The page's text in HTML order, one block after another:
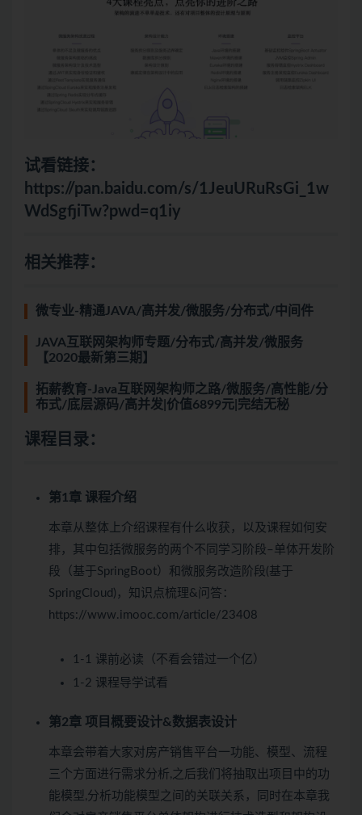
试看链接：
https://pan.baidu.com/s/1JeuURuRsGi_1w
WdSgfjiTw?pwd=q1iy
相关推荐：
微专业-精通JAVA/高并发/微服务/分布式/中间件
JAVA互联网架构师专题/分布式/高并发/微服务
【2020最新第三期】
拓薪教育-Java互联网架构师之路/微服务/高性能/分
布式/底层源码/高并发|价值6899元|完结无秘
课程目录：
第1章 课程介绍
本章从整体上介绍课程有什么收获，以及课程如何安
排，其中包括微服务的两个不同学习阶段–单体开发阶
段（基于SpringBoot）和微服务改造阶段(基于
SpringCloud)，知识点梳理&问答：
https://www.imooc.com/article/23408
1-1 课前必读（不看会错过一个亿）
1-2 课程导学试看
第2章 项目概要设计&数据表设计
本章会带着大家对房产销售平台一功能、模型、流程
三个方面进行需求分析,之后我们将抽取出项目中的功
能模型,分析功能模型之间的关联关系，同时在本章我